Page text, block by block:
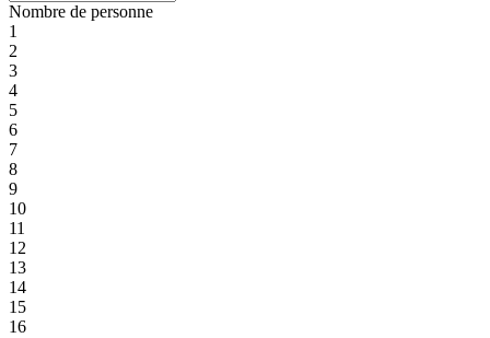
Nombre de personne
1
2
3
4
5
6
7
8
9
10
11
12
13
14
15
16